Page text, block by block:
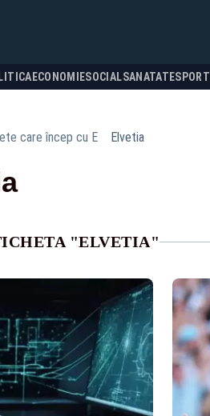
ECONOMIESOCIALSANATATESPORT
care încep cu E Elvetia
"ELVETIA"